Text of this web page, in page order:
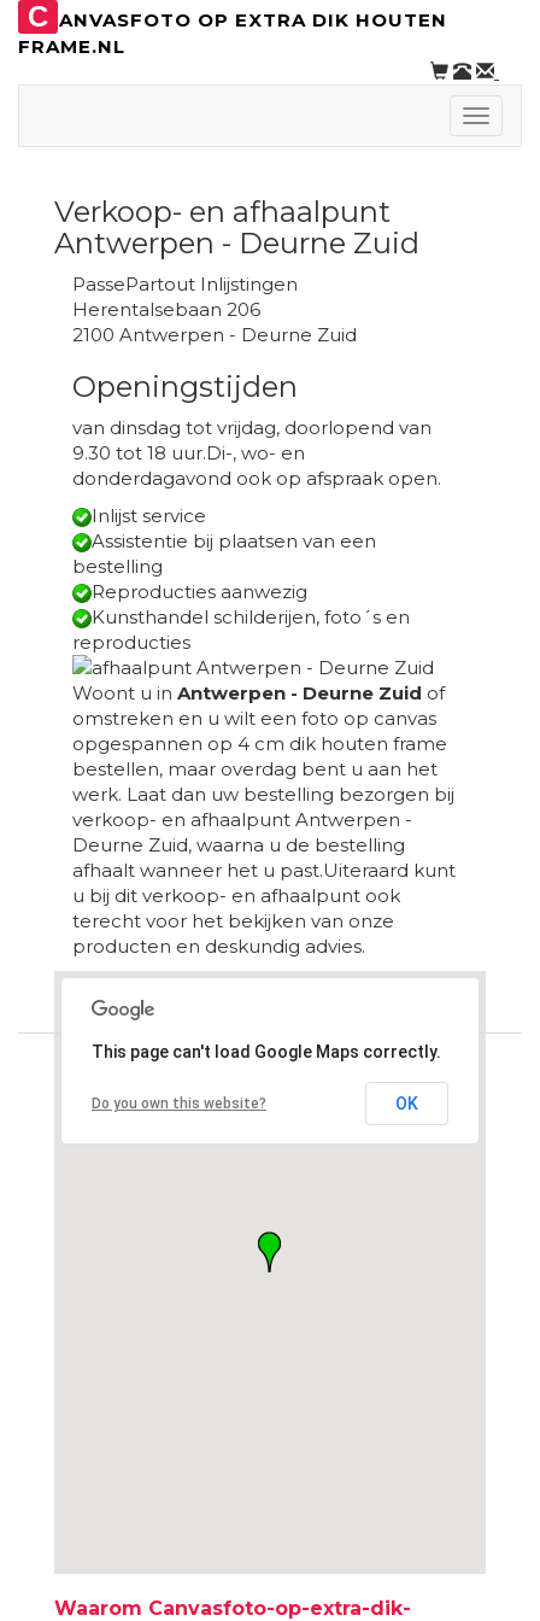
C ANVASFOTO OP EXTRA DIK HOUTEN
FRAME.NL
Toggle
Verkoop- en afhaalpunt
Antwerpen - Deurne Zuid
PassePartout Inlijstingen
Herentalsebaan 206
2100 Antwerpen - Deurne Zuid
Openingstijden
van dinsdag tot vrijdag, doorlopend van
9.30 tot 18 uur.Di-, wo- en
donderdagavond ook op afspraak open.
Inlijst service
Assistentie bij plaatsen van een
bestelling
Reproducties aanwezig
Kunsthandel schilderijen, foto´s en
reproducties
Woont u in Antwerpen - Deurne Zuid of
omstreken en u wilt een foto op canvas
opgespannen op 4 cm dik houten frame
bestellen, maar overdag bent u aan het
werk. Laat dan uw bestelling bezorgen bij
verkoop- en afhaalpunt Antwerpen -
Deurne Zuid, waarna u de bestelling
afhaalt wanneer het u past.Uiteraard kunt
u bij dit verkoop- en afhaalpunt ook
terecht voor het bekijken van onze
producten en deskundig advies.
Loading...
This page can't load Google Maps correctly.
Do you own this website? OK
Waarom Canvasfoto-op-extra-dik-